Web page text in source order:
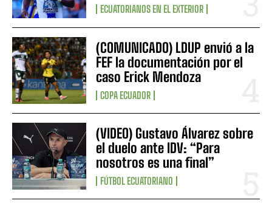
ECUATORIANOS EN EL EXTERIOR
(COMUNICADO) LDUP envió a la
FEF la documentación por el
caso Erick Mendoza
COPA ECUADOR
(VIDEO) Gustavo Álvarez sobre
el duelo ante IDV: “Para
nosotros es una final”
FÚTBOL ECUATORIANO